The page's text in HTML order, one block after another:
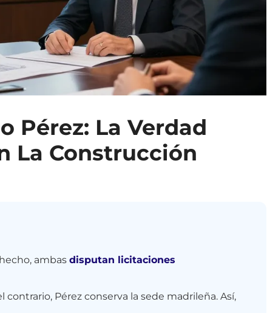
Pérez: La Verdad
La Construcción
ambas disputan licitaciones
Pérez conserva la sede madrileña. Así,